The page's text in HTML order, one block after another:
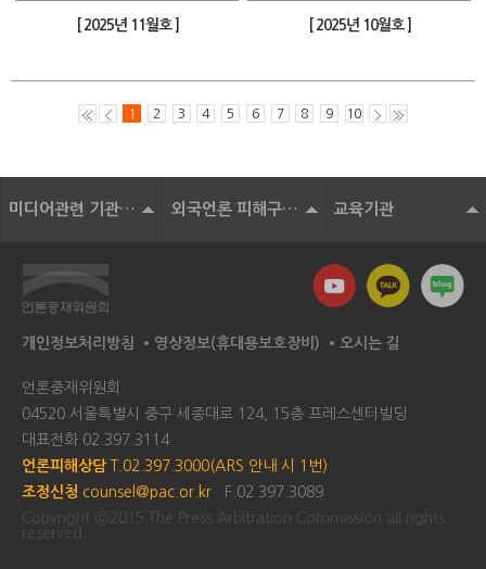
[ 2025년 11월호 ] [ 2025년 10월호 ]
1 2 3 4 5 6 7 8 9 10
미디어관련 기관 및 단체 외국언론 피해구제기구 교육기관
개인정보처리방침 영상정보(휴대용보호장비) 오시는 길
언론중재위원회
04520 서울특별시 중구 세종대로 124, 15층 프레스센터빌딩
대표전화 02.397.3114
언론피해상담 T.02.397.3000(ARS 안내 시 1번)
조정신청 counsel@pac.or.kr
F.02.397.3089
Copyright ⓒ2015 The Press Arbitration Commission all rights
reserved.